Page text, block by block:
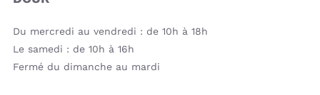
Du mercredi au vendredi : de 10h à 18h
Le samedi : de 10h à 16h
Fermé du dimanche au mardi